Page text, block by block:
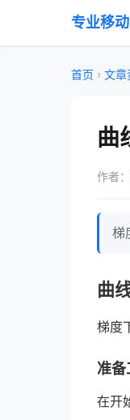
专业移
首页 › 文章
曲
作者
梯
曲
梯度
准备
在开